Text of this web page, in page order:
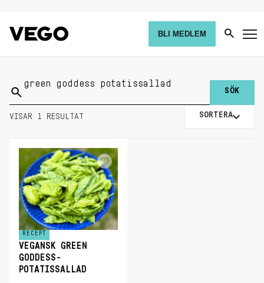
BLI MEDLEM
Sök
på:
VISAR 1 RESULTAT SORTERA
RECEPT
VEGANSK GREEN
GODDESS-
POTATISSALLAD